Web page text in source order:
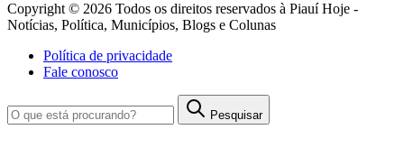
Copyright © 2026 Todos os direitos reservados à Piauí Hoje -
Notícias, Política, Municípios, Blogs e Colunas
Política de privacidade
Fale conosco
Pesquisar